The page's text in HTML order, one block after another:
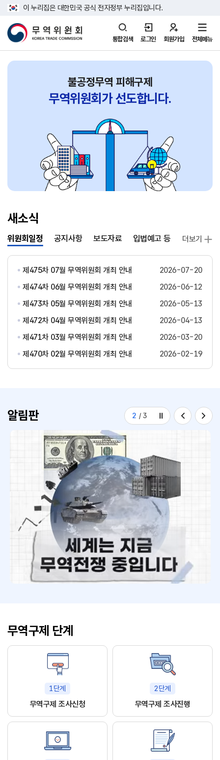
이 누리집은 대한민국 공식 전자정부 누리집입니다.
통합검색 로그인 회원가입 전체메뉴
불공정무역 피해구제
무역위원회가선도합니다.
새소식
위원회일정
제475차 07월 무역위원회 개최 안내
2026-07-20
제474차 06월 무역위원회 개최 안내
2026-06-12
제473차 05월 무역위원회 개최 안내
2026-05-13
제472차 04월 무역위원회 개최 안내
2026-04-13
제471차 03월 무역위원회 개최 안내
2026-03-20
제470차 02월 무역위원회 개최 안내
2026-02-19
더보기
공지사항 보도자료 입법예고 등 발간자료
알림판 2 / 3
무역구제 단계
1단계
무역구제 조사신청
2단계
무역구제 조사진행